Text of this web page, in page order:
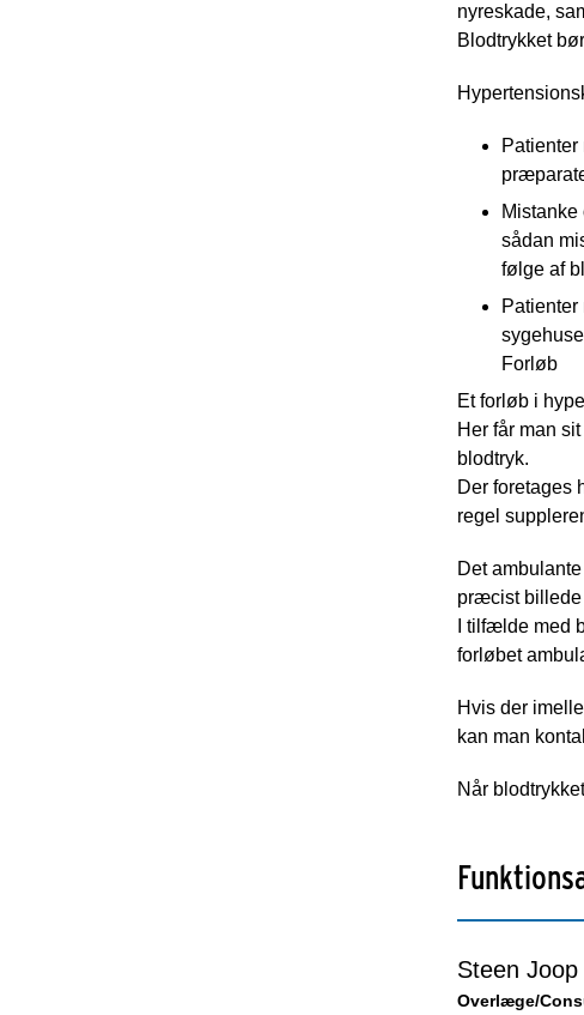
nyreskade,
Blodtrykket
sådan
følge af
Forløb
Et forløb i
Her får man
blodtryk.
Der foretages
regel
Det
præcist billede
I tilfælde med
forløbet
Hvis der
kan man
Når
Steen
Overlæge/